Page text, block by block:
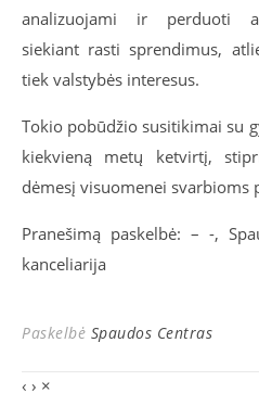
analizuojami ir perduoti
siekiant rasti sprendimus,
tiek valstybės interesus.
Tokio pobūdžio susitikimai su
kiekvieną metų ketvirtį,
dėmesį visuomenei svarbioms
Pranešimą paskelbė: – -,
kanceliarija
Paskelbė Spaudos Centras
‹ › ×